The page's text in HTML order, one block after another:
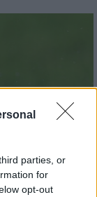
parties, or
for
opt-out